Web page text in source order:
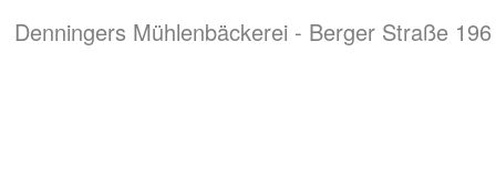
Denningers Mühlenbäckerei - Berger Straße